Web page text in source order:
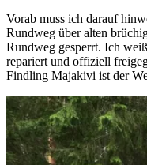
Vorab muss ich darauf
Rundweg über alten
Rundweg gesperrt. Ich
repariert und offiziell
Findling Majakivi ist der